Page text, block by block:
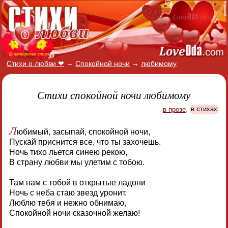
Стихи о любви ❤ → Спокойной ночи → любимому
Стихи спокойной ночи любимому
в прозе, в стихах
Любимый, засыпай, спокойной ночи,
Пускай приснится все, что ты захочешь.
Ночь тихо льется синею рекою,
В страну любви мы улетим с тобою.
Там нам с тобой в открытые ладони
Ночь с неба стаю звезд уронит.
Люблю тебя и нежно обнимаю,
Спокойной ночи сказочной желаю!